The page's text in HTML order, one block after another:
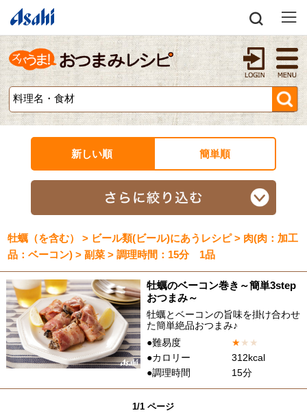
新しい順 簡単順
牡蠣（を含む） > ビール類(ビール)にあうレシピ > 肉(肉：加工
品：ベーコン) > 副菜 > 調理時間：15分 1品
牡蠣のベーコン巻き～簡単3step
おつまみ～
牡蠣とベーコンの旨味を掛け合わせ
た簡単絶品おつまみ♪
●難易度
★★ ★
●カロリー
312kcal
●調理時間
15分
1/1 ページ